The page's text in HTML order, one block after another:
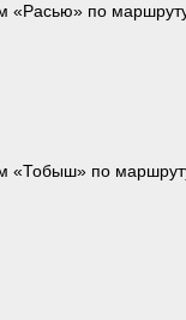
«Расью» по
«Тобыш» по